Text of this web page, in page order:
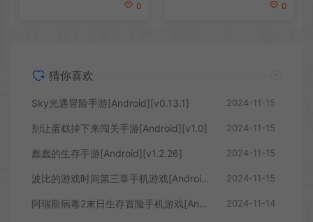
0 0
猜你喜欢
Sky光遇冒险手游[Android][v0.13.1] 2024-11-15
别让蛋糕掉下来闯关手游[Android][v1.0] 2024-11-15
蠢蠢的生存手游[Android][v1.2.26] 2024-11-15
波比的游戏时间第三章手机游戏[Android][v1.0.25] 2024-11-15
阿瑞斯病毒2末日生存冒险手机游戏[Android][v1.5.0] 2024-11-14